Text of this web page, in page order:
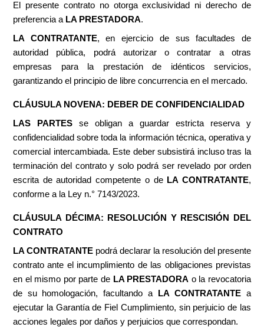
El presente contrato no otorga exclusividad ni derecho de
preferencia a LA PRESTADORA.
LA CONTRATANTE, en ejercicio de sus facultades de
autoridad pública, podrá autorizar o contratar a otras
empresas para la prestación de idénticos servicios,
garantizando el principio de libre concurrencia en el mercado.
CLÁUSULA NOVENA: DEBER DE CONFIDENCIALIDAD
LAS PARTES se obligan a guardar estricta reserva y
confidencialidad sobre toda la información técnica, operativa y
comercial intercambiada. Este deber subsistirá incluso tras la
terminación del contrato y solo podrá ser revelado por orden
escrita de autoridad competente o de LA CONTRATANTE,
conforme a la Ley n.° 7143/2023.
CLÁUSULA DÉCIMA: RESOLUCIÓN Y RESCISIÓN DEL
CONTRATO
LA CONTRATANTE podrá declarar la resolución del presente
contrato ante el incumplimiento de las obligaciones previstas
en el mismo por parte de LA PRESTADORA o la revocatoria
de su homologación, facultando a
LA CONTRATANTE a
ejecutar la Garantía de Fiel Cumplimiento, sin perjuicio de las
acciones legales por daños y perjuicios que correspondan.